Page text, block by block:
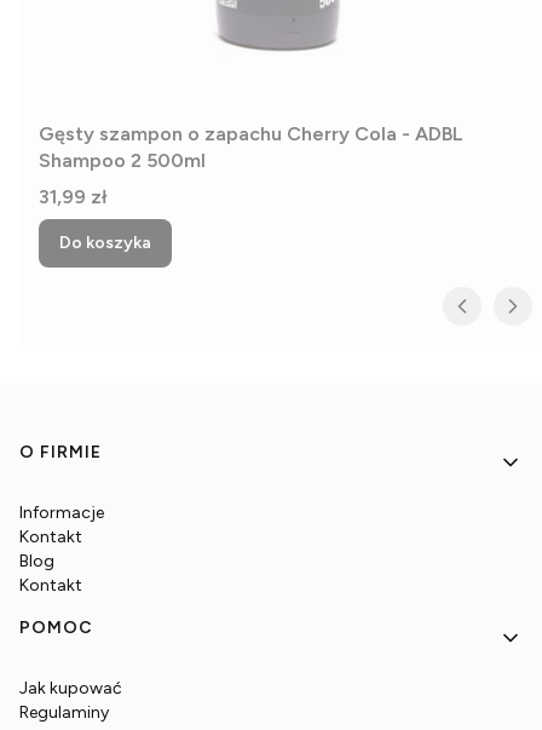
Gęsty szampon o zapachu Cherry Cola - ADBL
Shampoo 2 500ml
Cena
31,99 zł
Do koszyka
Linki w stopce
O FIRMIE
Informacje
Kontakt
Blog
Kontakt
POMOC
Jak kupować
Regulaminy